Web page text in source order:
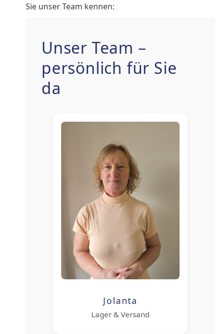
Sie unser Team kennen:
Unser Team –
persönlich für Sie
da
Jolanta
Lager & Versand